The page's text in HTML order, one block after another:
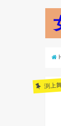
渕上